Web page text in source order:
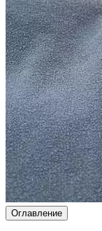
Оглавление